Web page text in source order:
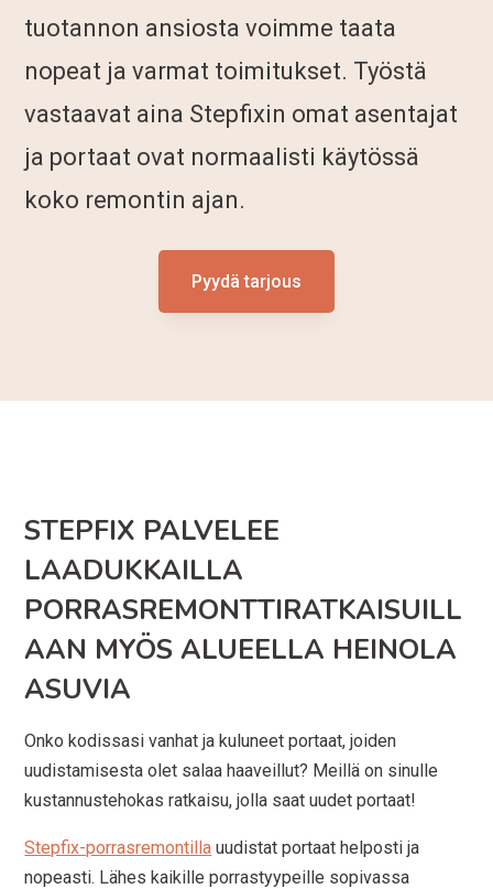
tuotannon ansiosta voimme taata
nopeat ja varmat toimitukset. Työstä
vastaavat aina Stepfixin omat asentajat
ja portaat ovat normaalisti käytössä
koko remontin ajan.
Pyydä tarjous
STEPFIX PALVELEE
LAADUKKAILLA
PORRASREMONTTIRATKAISUILL
AAN MYÖS ALUEELLA HEINOLA
ASUVIA
Onko kodissasi vanhat ja kuluneet portaat, joiden
uudistamisesta olet salaa haaveillut? Meillä on sinulle
kustannustehokas ratkaisu, jolla saat uudet portaat!
Stepfix-porrasremontilla uudistat portaat helposti ja
nopeasti. Lähes kaikille porrastyypeille sopivassa